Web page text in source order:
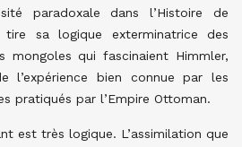
paradoxale dans l’Histoire de
tire sa logique exterminatrice des
mongoles qui fascinaient Himmler,
l’expérience bien connue par les
pratiqués par l’Empire Ottoman.
est très logique. L’assimilation que